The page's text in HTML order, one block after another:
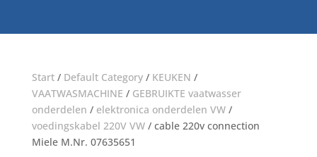
Start/ Default Category/ KEUKEN /
VAATWASMACHINE / GEBRUIKTE vaatwasser
onderdelen / elektronica onderdelen VW/
voedingskabel 220V VW/ cable 220v connection
Miele M.Nr. 07635651